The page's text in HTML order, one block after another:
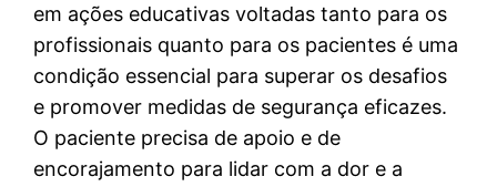
em ações educativas voltadas tanto para os
profissionais quanto para os pacientes é uma
condição essencial para superar os desafios
e promover medidas de segurança eficazes.
O paciente precisa de apoio e de
encorajamento para lidar com a dor e a